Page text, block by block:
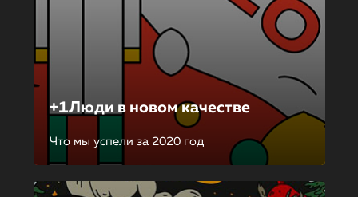
+1Люди в новом качестве
Что мы успели за 2020 год